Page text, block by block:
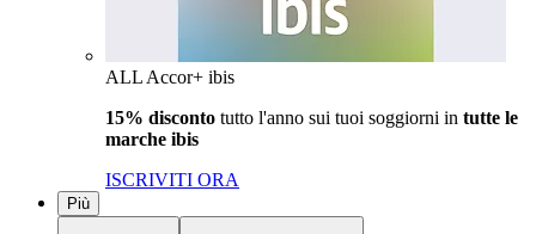
ALL Accor+ ibis
15% disconto tutto l'anno sui tuoi soggiorni in tutte le
marche ibis
ISCRIVITI ORA
Più